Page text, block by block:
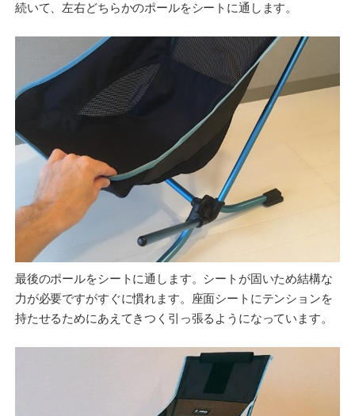
続いて、左右どちらかのポールをシートに通します。
最後のポールをシートに通します。シートが固いため結構な
力が必要ですがすぐに慣れます。座面シートにテンションを
持たせるためにあえてきつく引っ張るようになっています。